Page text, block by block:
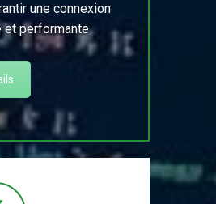
une connexion
performante